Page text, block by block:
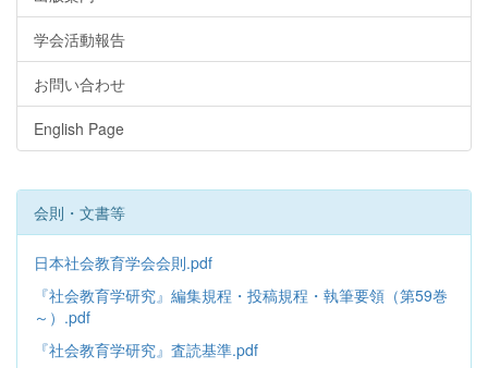
学会活動報告
お問い合わせ
English Page
会則・文書等
日本社会教育学会会則.pdf
『社会教育学研究』編集規程・投稿規程・執筆要領（第59巻
～）.pdf
『社会教育学研究』査読基準.pdf